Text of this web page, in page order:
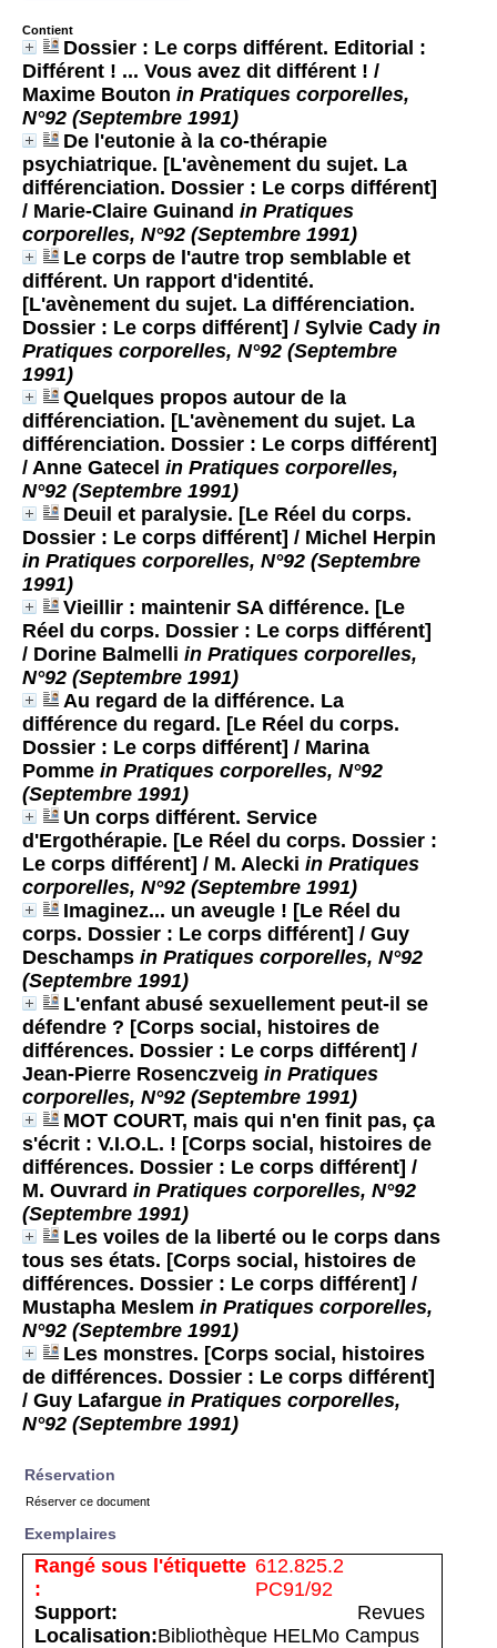
Contient
Dossier : Le corps différent. Editorial :
Différent ! ... Vous avez dit différent ! /
Maxime Bouton in Pratiques corporelles,
N°92 (Septembre 1991)
De l'eutonie à la co-thérapie
psychiatrique. [L'avènement du sujet. La
différenciation. Dossier : Le corps différent]
/ Marie-Claire Guinand in Pratiques
corporelles, N°92 (Septembre 1991)
Le corps de l'autre trop semblable et
différent. Un rapport d'identité.
[L'avènement du sujet. La différenciation.
Dossier : Le corps différent] / Sylvie Cady in
Pratiques corporelles, N°92 (Septembre
1991)
Quelques propos autour de la
différenciation. [L'avènement du sujet. La
différenciation. Dossier : Le corps différent]
/ Anne Gatecel in Pratiques corporelles,
N°92 (Septembre 1991)
Deuil et paralysie. [Le Réel du corps.
Dossier : Le corps différent] / Michel Herpin
in Pratiques corporelles, N°92 (Septembre
1991)
Vieillir : maintenir SA différence. [Le
Réel du corps. Dossier : Le corps différent]
/ Dorine Balmelli in Pratiques corporelles,
N°92 (Septembre 1991)
Au regard de la différence. La
différence du regard. [Le Réel du corps.
Dossier : Le corps différent] / Marina
Pomme in Pratiques corporelles, N°92
(Septembre 1991)
Un corps différent. Service
d'Ergothérapie. [Le Réel du corps. Dossier :
Le corps différent] / M. Alecki in Pratiques
corporelles, N°92 (Septembre 1991)
Imaginez... un aveugle ! [Le Réel du
corps. Dossier : Le corps différent] / Guy
Deschamps in Pratiques corporelles, N°92
(Septembre 1991)
L'enfant abusé sexuellement peut-il se
défendre ? [Corps social, histoires de
différences. Dossier : Le corps différent] /
Jean-Pierre Rosenczveig in Pratiques
corporelles, N°92 (Septembre 1991)
MOT COURT, mais qui n'en finit pas, ça
s'écrit : V.I.O.L. ! [Corps social, histoires de
différences. Dossier : Le corps différent] /
M. Ouvrard in Pratiques corporelles, N°92
(Septembre 1991)
Les voiles de la liberté ou le corps dans
tous ses états. [Corps social, histoires de
différences. Dossier : Le corps différent] /
Mustapha Meslem in Pratiques corporelles,
N°92 (Septembre 1991)
Les monstres. [Corps social, histoires
de différences. Dossier : Le corps différent]
/ Guy Lafargue in Pratiques corporelles,
N°92 (Septembre 1991)
Réservation
Réserver ce document
Exemplaires
612.825.2
PC91/92
Revues
Bibliothèque HELMo Campus